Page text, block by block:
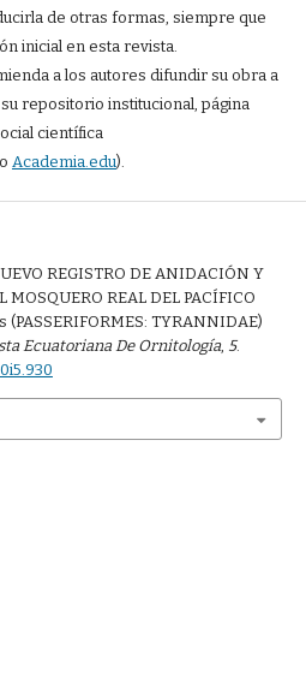
de otras formas, siempre que
inicial en esta revista.
a los autores difundir su obra a
repositorio institucional, página
científica
o Academia.edu).
REGISTRO DE ANIDACIÓN Y
REAL DEL PACÍFICO
TYRANNIDAE)
Ecuatoriana De Ornitología, 5.